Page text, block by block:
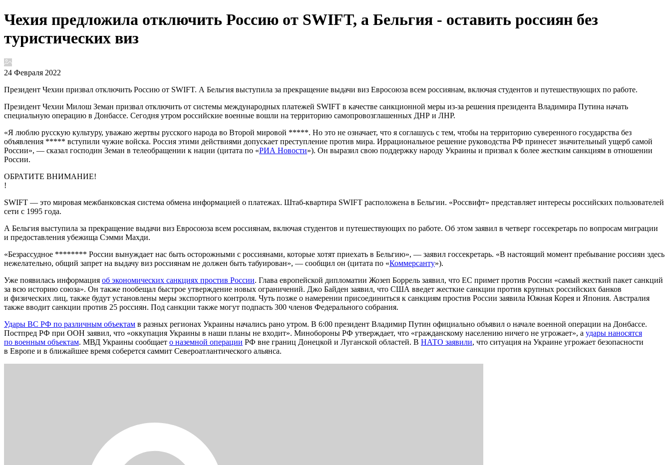
Чехия предложила отключить Россию от SWIFT, а Бельгия - оставить россиян без
туристических виз
24 Февраля 2022
Президент Чехии призвал отключить Россию от SWIFT. А Бельгия выступила за прекращение выдачи виз Евросоюза всем россиянам, включая студентов и путешествующих по работе.
Президент Чехии Милош Земан призвал отключить от системы международных платежей SWIFT в качестве санкционной меры из-за решения президента Владимира Путина начать
специальную операцию в Донбассе. Сегодня утром российские военные вошли на территорию самопровозглашенных ДНР и ЛНР.
«Я люблю русскую культуру, уважаю жертвы русского народа во Второй мировой *****. Но это не означает, что я соглашусь с тем, чтобы на территорию суверенного государства без
объявления ***** вступили чужие войска. Россия этими действиями допускает преступление против мира. Иррациональное решение руководства РФ принесет значительный ущерб самой
России», — сказал господин Земан в телеобращении к нации (цитата по «РИА Новости»). Он выразил свою поддержку народу Украины и призвал к более жестким санкциям в отношении
России.
ОБРАТИТЕ ВНИМАНИЕ!
!
SWIFT — это мировая межбанковская система обмена информацией о платежах. Штаб-квартира SWIFT расположена в Бельгии. «Россвифт» представляет интересы российских пользователей
сети с 1995 года.
А Бельгия выступила за прекращение выдачи виз Евросоюза всем россиянам, включая студентов и путешествующих по работе. Об этом заявил в четверг госсекретарь по вопросам миграции
и предоставления убежища Сэмми Махди.
«Безрассудное ******** России вынуждает нас быть осторожными с россиянами, которые хотят приехать в Бельгию», — заявил госсекретарь. «В настоящий момент пребывание россиян здесь
нежелательно, общий запрет на выдачу виз россиянам не должен быть табуирован», — сообщил он (цитата по «Коммерсанту»).
Уже появилась информация об экономических санкциях простив России. Глава европейской дипломатии Жозеп Боррель заявил, что ЕС примет против России «самый жесткий пакет санкций
за всю историю союза». Он также пообещал быстрое утверждение новых ограничений. Джо Байден заявил, что США введет жесткие санкции против крупных российских банков
и физических лиц, также будут установлены меры экспортного контроля. Чуть позже о намерении присоединиться к санкциям простив России заявила Южная Корея и Япония. Австралия
также вводит санкции против 25 россиян. Под санкции также могут подпасть 300 членов Федерального собрания.
Удары ВС РФ по различным объектам в разных регионах Украины начались рано утром. В 6:00 президент Владимир Путин официально объявил о начале военной операции на Донбассе.
Постпред РФ при ООН заявил, что «оккупация Украины в наши планы не входит». Минобороны РФ утверждает, что «гражданскому населению ничего не угрожает», а удары наносятся
по военным объектам. МВД Украины сообщает о наземной операции РФ вне границ Донецкой и Луганской областей. В НАТО заявили, что ситуация на Украине угрожает безопасности
в Европе и в ближайшее время соберется саммит Североатлантического альянса.